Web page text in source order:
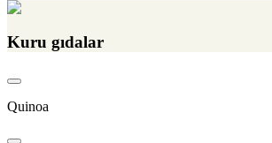
Kuru gıdalar
Quinoa